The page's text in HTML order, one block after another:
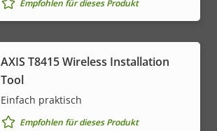
Empfohlen für dieses Produkt
AXIS T8415 Wireless Installation
Tool
Einfach praktisch
Empfohlen für dieses Produkt